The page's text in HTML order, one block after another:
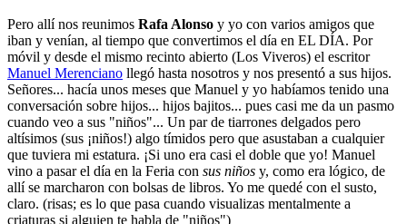
Pero allí nos reunimos Rafa Alonso y yo con varios amigos que
iban y venían, al tiempo que convertimos el día en EL DÍA. Por
móvil y desde el mismo recinto abierto (Los Viveros) el escritor
Manuel Merenciano llegó hasta nosotros y nos presentó a sus hijos.
Señores... hacía unos meses que Manuel y yo habíamos tenido una
conversación sobre hijos... hijos bajitos... pues casi me da un pasmo
cuando veo a sus "niños"... Un par de tiarrones delgados pero
altísimos (sus ¡niños!) algo tímidos pero que asustaban a cualquier
que tuviera mi estatura. ¡Si uno era casi el doble que yo! Manuel
vino a pasar el día en la Feria con sus niños y, como era lógico, de
allí se marcharon con bolsas de libros. Yo me quedé con el susto,
claro. (risas; es lo que pasa cuando visualizas mentalmente a
criaturas si alguien te habla de "niños")